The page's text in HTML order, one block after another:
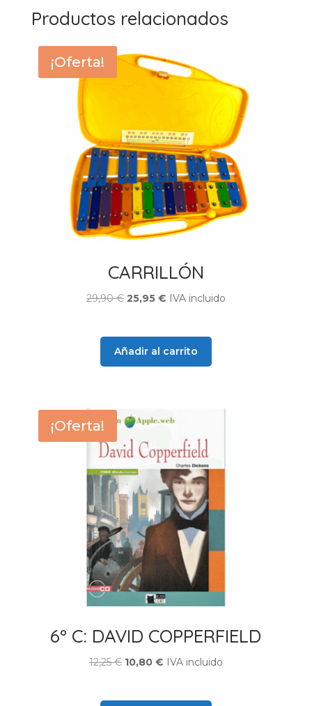
Productos relacionados
¡Oferta!
CARRILLÓN
29,90€ El
era:
25,95 €ElIVA incluido
Añadir al carrito
¡Oferta!
6º C: DAVID COPPERFIELD
12,25€ El
10,80 €ElIVA incluido